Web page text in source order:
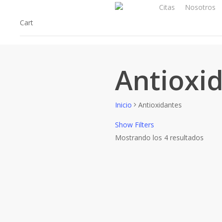
Citas Nosotros
Cart
Inicio Antioxidantes
Show Filters
Mostrando los 4 resultados